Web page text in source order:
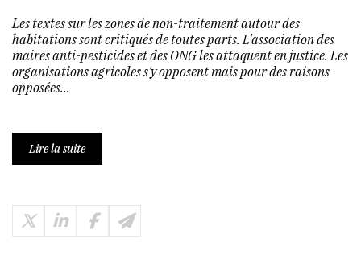
Les textes sur les zones de non-traitement autour des
habitations sont critiqués de toutes parts. L'association des
maires anti-pesticides et des ONG les attaquent en justice. Les
organisations agricoles s'y opposent mais pour des raisons
opposées...
Lire la suite